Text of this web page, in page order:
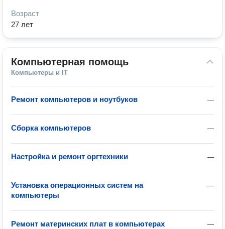
Возраст
27 лет
Компьютерная помощь
Компьютеры и IT
—
Ремонт компьютеров и ноутбуков
—
Сборка компьютеров
—
Настройка и ремонт оргтехники
—
Установка операционных систем на
компьютеры
—
Ремонт материнских плат в компьютерах